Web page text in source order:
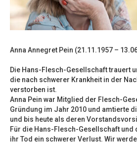
Anna Annegret Pein (21.11.1957 –
Die Hans-Flesch-Gesellschaft trauert
die nach schwerer Krankheit in der
verstorben ist.
Anna Pein war Mitglied der Flesch-
Gründung im Jahr 2010 und amtierte
und bis heute als deren
Für die Hans-Flesch-Gesellschaft
ihr Tod ein schwerer Verlust. Wir